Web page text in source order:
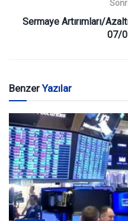
Sermaye Artırımları/
07/
BenzerYazılar